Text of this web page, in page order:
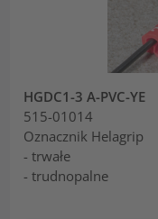
HGDC1-3 A-PVC-YE
515-01014
Oznacznik Helagrip
- trwałe
- trudnopalne